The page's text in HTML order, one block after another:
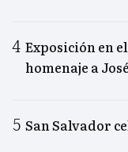
Exposición en
homenaje a
San Salvador